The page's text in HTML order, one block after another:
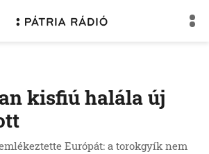
kisfiú halála új
Európát: a torokgyík nem